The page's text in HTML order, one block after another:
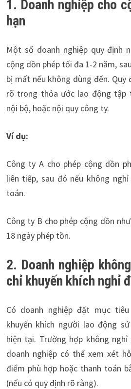
1. Doanh nghiệp cho
hạn
Một số doanh nghiệp quy định
cộng dồn phép tối đa 1-2 năm,
bị mất nếu không dùng đến. Quy
rõ trong thỏa ước lao động tập
nội bộ, hoặc nội quy công ty.
Ví dụ:
Công ty A cho phép cộng dồn
liên tiếp, sau đó nếu không
toán.
Công ty B cho phép cộng dồn
18 ngày phép tồn.
2. Doanh nghiệp
chỉ khuyến khích nghỉ
Có doanh nghiệp đặt mục
khuyến khích người lao động
hiện tại. Trường hợp không
doanh nghiệp có thể xem xét
điểm phù hợp hoặc thanh toán
(nếu có quy định rõ ràng).